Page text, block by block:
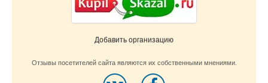
Добавить организацию
Отзывы посетителей сайта являются их собственными мнениями.